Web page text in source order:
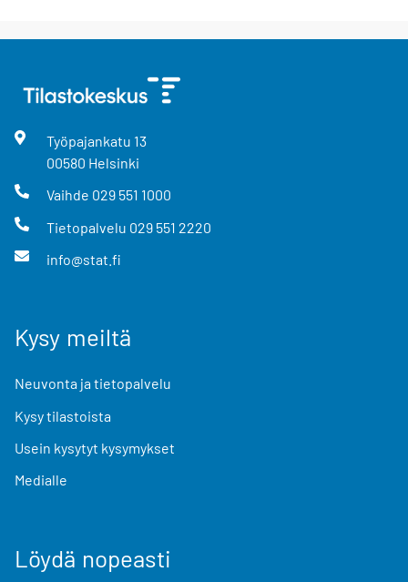
Työpajankatu 13
00580 Helsinki
Vaihde 029 551 1000
Tietopalvelu 029 551 2220
info@stat.fi
Kysy meiltä
Neuvonta ja tietopalvelu
Kysy tilastoista
Usein kysytyt kysymykset
Medialle
Löydä nopeasti